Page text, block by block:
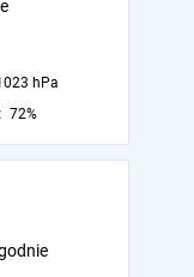
hPa
72%